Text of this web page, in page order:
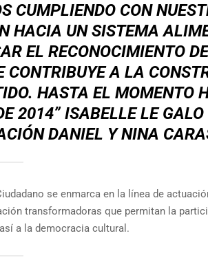
CUMPLIENDO CON
HACIA UN SISTEMA
EL RECONOCIMIENTO
CONTRIBUYE A LA
HASTA EL MOMENTO
2014” ISABELLE LE GALO
DANIEL Y NINA
se enmarca en la línea de
transformadoras que permitan la
a la democracia cultural.